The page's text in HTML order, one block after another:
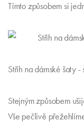
Tímto způsobem si
Střih na dámské šaty
Stejným způsobem
Vše pečlivě